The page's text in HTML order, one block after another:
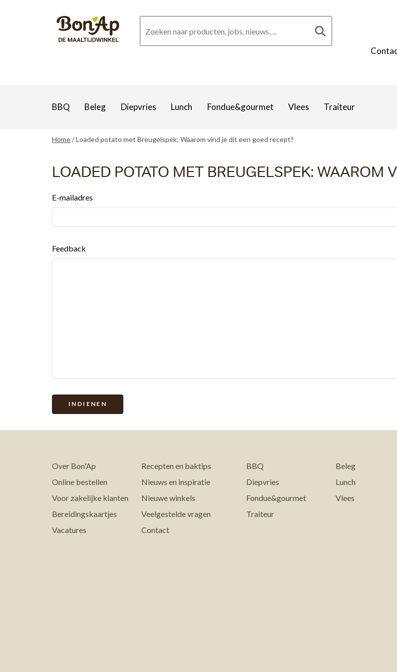
BBQ Beleg Diepvries Lunch Fondue&gourmet Vlees Traiteur
Home Loaded potato met Breugelspek: Waarom vind je dit een goed recept?
LOADED POTATO MET BREUGELSPEK: WAAROM
E-mailadres
Feedback
Over Bon'Ap
Recepten en baktips
Online bestellen
Nieuws en inspiratie
Voor zakelijke klanten
Nieuwe winkels
Bereidingskaartjes
Veelgestelde vragen
Vacatures
Contact
BBQ
Beleg
Diepvries
Lunch
Fondue&gourmet
Vlees
Traiteur